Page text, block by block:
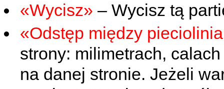
«Wycisz» – Wycisz tą
«Odstęp między
strony: milimetrach,
na danej stronie. Jeżeli